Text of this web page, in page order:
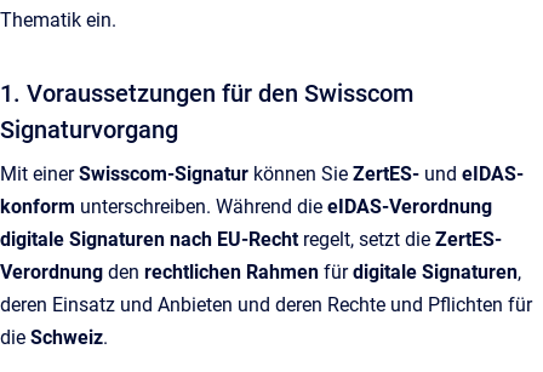
Thematik ein.
1. Voraussetzungen für den Swisscom
Signaturvorgang
Mit einerSwisscom-Signatur können Sie ZertES- und eIDAS-
konform unterschreiben. Während die eIDAS-Verordnung
digitale Signaturen nach EU-Recht regelt, setzt die ZertES-
Verordnung den rechtlichen Rahmen fürdigitale Signaturen,
deren Einsatz und Anbieten und deren Rechte und Pflichten für
die Schweiz.